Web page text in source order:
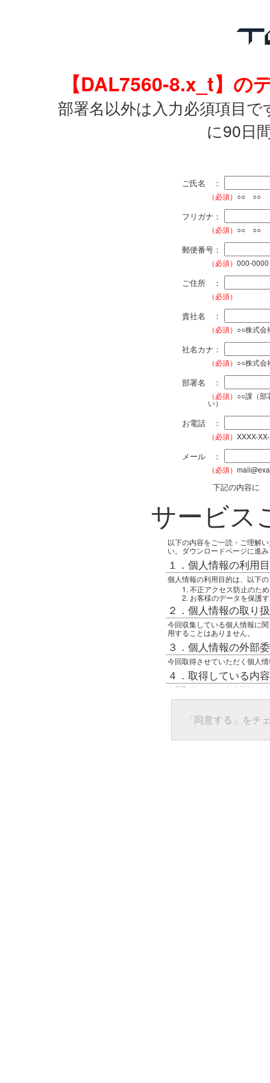
【DAL7560-8.x_t】の
部署名以外は入力必須項目
に90日
ご氏名 ：
（必須） ○○ ○○
フリガナ：
（必須） ○○ ○○
郵便番号：
（必須） 000-0000
ご住所 ：
（必須）
貴社名 ：
（必須） ○○株式会
社名カナ：
（必須） ○○株式会
部署名 ：
（必須） ○○課（部
い）
お電話 ：
（必須） XXXX-
メール ：
（必須）
下記の内容に
サービス
以下の内容をご一読・ご理解
い。ダウンロードページに進
１．個人情報の利用
個人情報の利用目的は、以下
不正アクセス防止のため
お客様のデータを保護
２．個人情報の取り
今回収集している個人情報に
用することはありません。
３．個人情報の外部
今回取得させていただく個人
４．取得している内
今回取得している個人情報は
任意の名前
グローバルIPアドレス
接続ホスト情報
５．個人情報に関す
「同意する」をチ